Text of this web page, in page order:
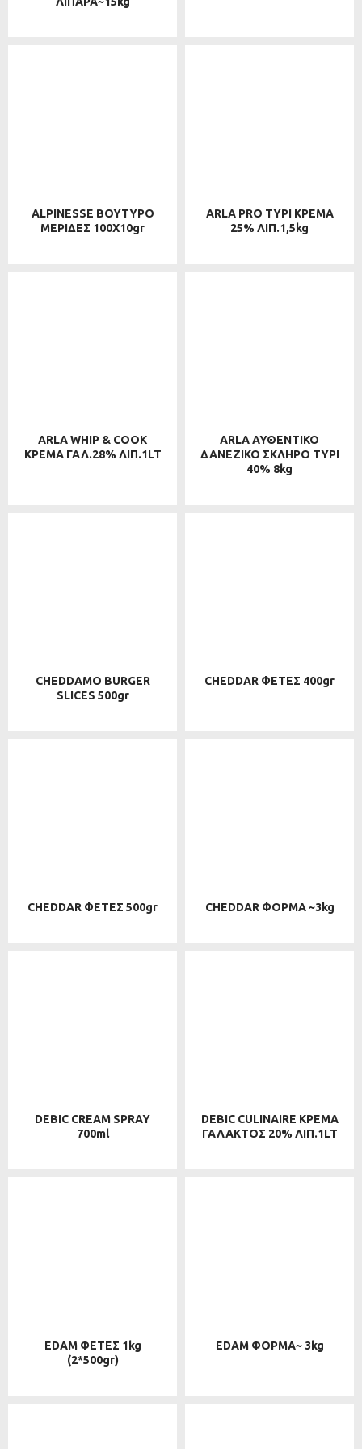
ALPINESSE ΒΟΥΤΥΡΟ
ΜΕΡΙΔΕΣ 100Χ10gr
ARLA PRO ΤΥΡΙ ΚΡΕΜΑ
25% ΛΙΠ.1,5kg
ARLA WHIP & COOK
ΚΡΕΜΑ ΓΑΛ.28% ΛΙΠ.1LT
ARLA ΑΥΘΕΝΤΙΚΟ
ΔΑΝΕΖΙΚΟ ΣΚΛΗΡΟ ΤΥΡΙ
40% 8kg
CHEDDAMO BURGER
SLICES 500gr
CHEDDAR ΦΕΤΕΣ 400gr
CHEDDAR ΦΕΤΕΣ 500gr CHEDDAR ΦΟΡΜΑ ~3kg
DEBIC CREAM SPRAY
700ml
DEBIC CULINAIRE ΚΡΕΜΑ
ΓΑΛΑΚΤΟΣ 20% ΛΙΠ.1LT
EDAM ΦΕΤΕΣ 1kg
(2*500gr)
EDAM ΦΟΡΜΑ~ 3kg